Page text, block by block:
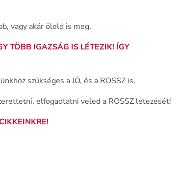
vagy akár öleld is meg.
TÖBB IGAZSÁG IS LÉTEZIK! ÍGY
szükséges a JÓ, és a ROSSZ is.
elfogadtatni veled a ROSSZ létezését!